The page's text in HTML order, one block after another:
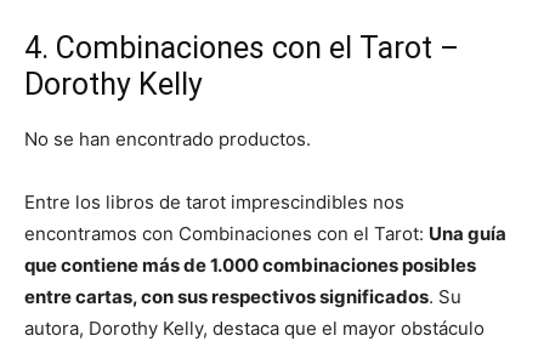
4. Combinaciones con el Tarot –
Dorothy Kelly
No se han encontrado productos.
Entre los libros de tarot imprescindibles nos
encontramos con Combinaciones con el Tarot: Una guía
que contiene más de 1.000 combinaciones posibles
entre cartas, con sus respectivos significados. Su
autora, Dorothy Kelly, destaca que el mayor obstáculo